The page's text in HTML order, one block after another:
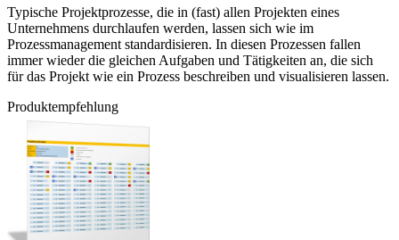
Typische Projektprozesse, die in (fast) allen Projekten eines
Unternehmens durchlaufen werden, lassen sich wie im
Prozessmanagement standardisieren. In diesen Prozessen fallen
immer wieder die gleichen Aufgaben und Tätigkeiten an, die sich
für das Projekt wie ein Prozess beschreiben und visualisieren lassen.
Produktempfehlung